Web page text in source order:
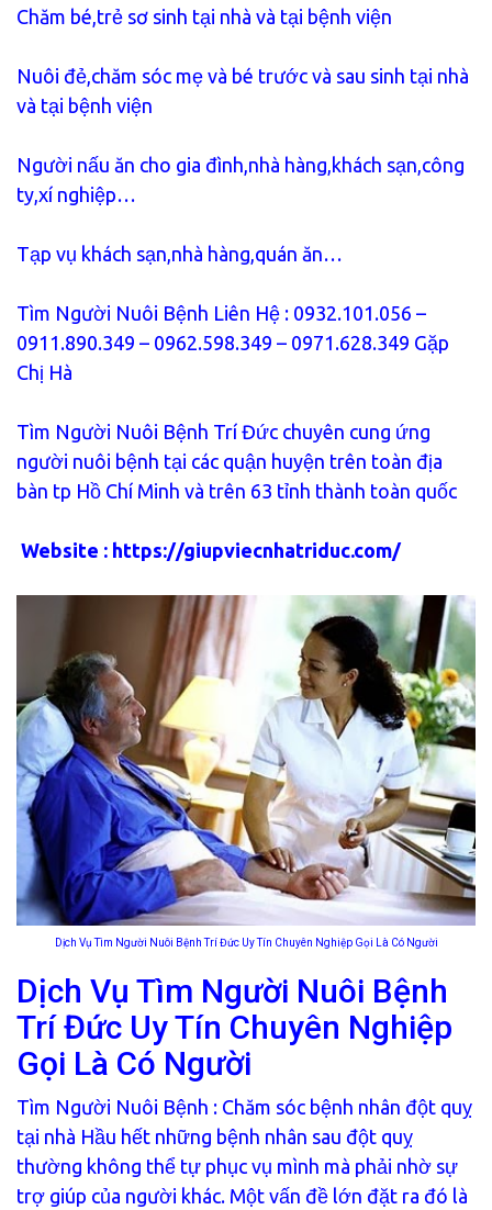
Chăm bé,trẻ sơ sinh tại nhà và tại bệnh viện
Nuôi đẻ,chăm sóc mẹ và bé trước và sau sinh tại nhà
và tại bệnh viện
Người nấu ăn cho gia đình,nhà hàng,khách sạn,công
ty,xí nghiệp…
Tạp vụ khách sạn,nhà hàng,quán ăn…
Tìm Người Nuôi Bệnh Liên Hệ : 0932.101.056 –
0911.890.349 – 0962.598.349 – 0971.628.349 Gặp
Chị Hà
Tìm Người Nuôi Bệnh Trí Đức chuyên cung ứng
người nuôi bệnh tại các quận huyện trên toàn địa
bàn tp Hồ Chí Minh và trên 63 tỉnh thành toàn quốc
Website : https://giupviecnhatriduc.com/
Dịch Vụ Tìm Người Nuôi Bệnh Trí Đức Uy Tín Chuyên Nghiệp Gọi Là Có Người
Dịch Vụ Tìm Người Nuôi Bệnh
Trí Đức Uy Tín Chuyên Nghiệp
Gọi Là Có Người
Tìm Người Nuôi Bệnh : Chăm sóc bệnh nhân đột quỵ
tại nhà Hầu hết những bệnh nhân sau đột quỵ
thường không thể tự phục vụ mình mà phải nhờ sự
trợ giúp của người khác. Một vấn đề lớn đặt ra đó là